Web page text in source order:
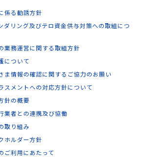
係る勧誘方針
ダリング及びテロ資金供与対策への取組につ
業務運営に関する取組方針
について
ま情報の確認に関するご協力のお願い
スメントへの対応方針について
針の概要
業者との連携及び協働
取り組み
ホルダー方針
ご利用にあたって